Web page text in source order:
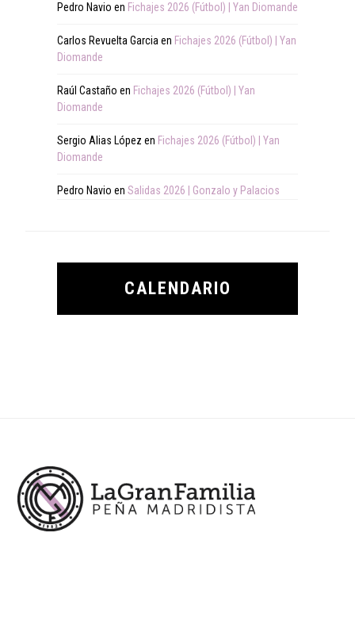
Pedro Navio en Fichajes 2026 (Fútbol) | Yan Diomande
Carlos Revuelta Garcia en Fichajes 2026 (Fútbol) | Yan
Diomande
Raúl Castaño en Fichajes 2026 (Fútbol) | Yan
Diomande
Sergio Alias López en Fichajes 2026 (Fútbol) | Yan
Diomande
Pedro Navio en Salidas 2026 | Gonzalo y Palacios
CALENDARIO